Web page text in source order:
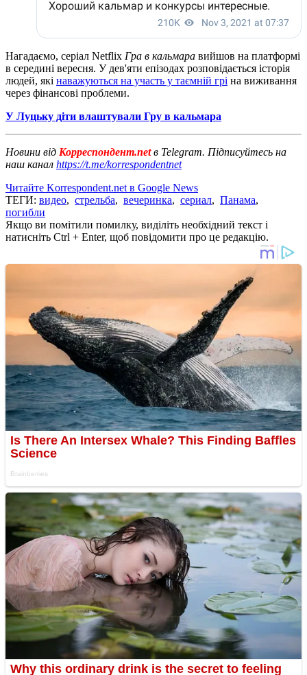
Нагадаємо, серіал Netflix Гра в кальмара вийшов на платформі
в середині вересня. У дев'яти епізодах розповідається історія
людей, які наважуються на участь у таємній грі на виживання
через фінансові проблеми.
У Луцьку діти влаштували Гру в кальмара
Новини від Корреспондент.netв Telegram. Підписуйтесь на
наш канал https://t.me/korrespondentnet
Читайте Korrespondent.net в Google News
ТЕГИ: видео, стрельба, вечеринка, сериал, Панама,
погибли
Якщо ви помітили помилку, виділіть необхідний текст і
натисніть Ctrl + Enter, щоб повідомити про це редакцію.